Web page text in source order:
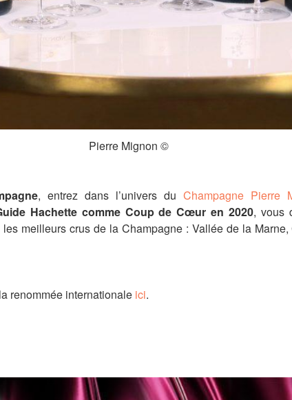
Pierre Mignon ©
, entrez dans l’univers du Champagne Pierre
Hachette comme Coup de Cœur en 2020, vous
meilleurs crus de la Champagne : Vallée de la
renommée internationale ici.